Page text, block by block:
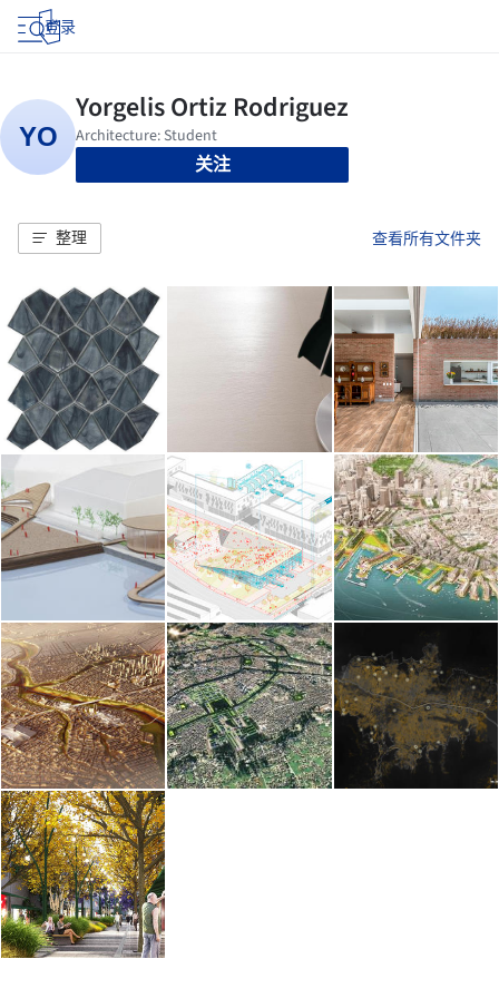
登录
关注
整理 查看所有文件夹